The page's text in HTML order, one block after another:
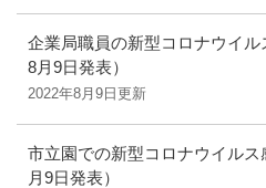
企業局職員の新型コロナウイ
8月9日発表）
2022年8月9日更新
市立園での新型コロナウイル
月9日発表）